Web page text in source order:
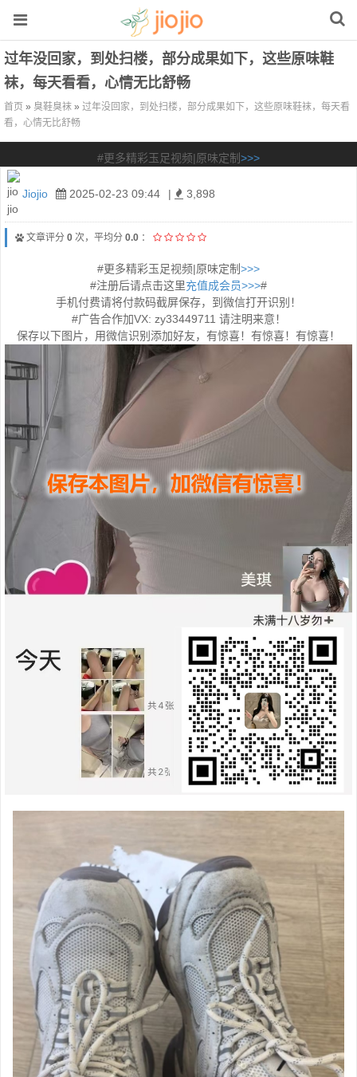
过年没回家，到处扫楼，部分成果如下，这些原味鞋
袜，每天看看，心情无比舒畅
首页 » 臭鞋臭袜 » 过年没回家，到处扫楼，部分成果如下，这些原味鞋袜，每天看
看，心情无比舒畅
#更多精彩玉足视频|原味定制>>>
Jiojio 2025-02-23 09:44 | 3,898
文章评分 0 次，平均分 0.0 ：
#更多精彩玉足视频|原味定制>>>
#注册后请点击这里充值成会员>>>#
手机付费请将付款码截屏保存，到微信打开识别！
#广告合作加VX: zy33449711 请注明来意！
保存以下图片，用微信识别添加好友，有惊喜！有惊喜！有惊喜！